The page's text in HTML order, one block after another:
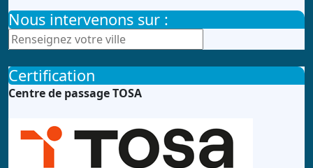
Nous intervenons sur :
Certification
Centre de passage TOSA